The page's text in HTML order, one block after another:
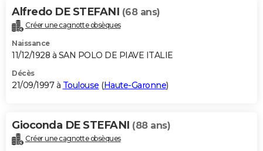
Alfredo DE STEFANI (68 ans)
Créer une cagnotte obsèques
Naissance
11/12/1928 à SAN POLO DE PIAVE ITALIE
Décès
21/09/1997 à Toulouse (Haute-Garonne)
Gioconda DE STEFANI (88 ans)
Créer une cagnotte obsèques